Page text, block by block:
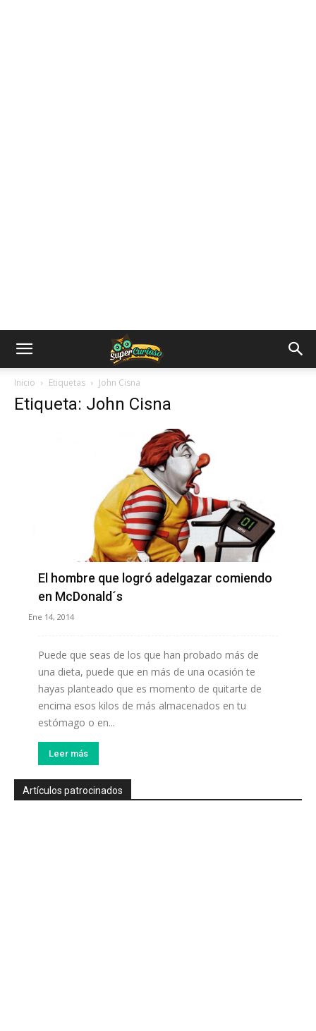
Inicio Etiquetas John Cisna
Etiqueta: John Cisna
El hombre que logró adelgazar comiendo
en McDonald´s
Ene 14, 2014
Puede que seas de los que han probado más de
una dieta, puede que en más de una ocasión te
hayas planteado que es momento de quitarte de
encima esos kilos de más almacenados en tu
estómago o en...
Leer más
Artículos patrocinados